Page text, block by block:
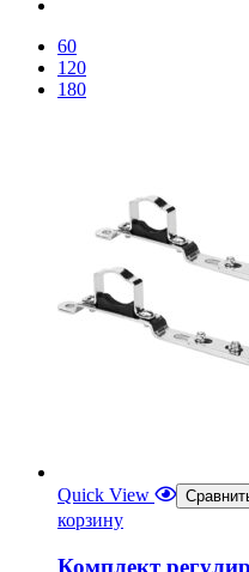
60
120
180
Quick View
корзину
Комплект